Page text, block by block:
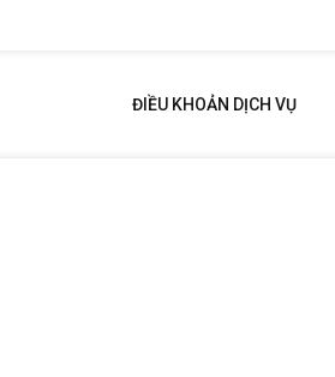
ĐIỀU KHOẢN DỊCH VỤ